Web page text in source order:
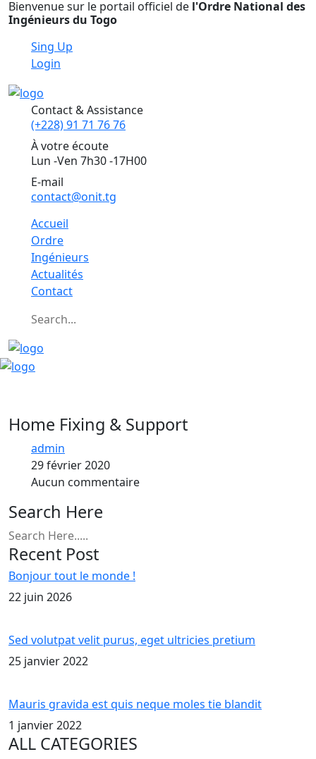
Bienvenue sur le portail officiel de l'Ordre National des
Ingénieurs du Togo
Sing Up
Login
Contact & Assistance
(+228) 91 71 76 76
À votre écoute
Lun -Ven 7h30 -17H00
E-mail
contact@onit.tg
Accueil
Ordre
Ingénieurs
Actualités
Contact
Home Fixing & Support
admin
29 février 2020
Aucun commentaire
Search Here
Recent Post
Bonjour tout le monde !
22 juin 2026
Sed volutpat velit purus, eget ultricies pretium
25 janvier 2022
Mauris gravida est quis neque moles tie blandit
1 janvier 2022
ALL CATEGORIES